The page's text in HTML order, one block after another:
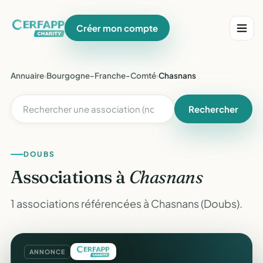
Créer mon compte
Annuaire›Bourgogne-Franche-Comté›Chasnans
Rechercher
DOUBS
Associations à Chasnans
1 associations référencées à Chasnans (Doubs).
ANNONCE